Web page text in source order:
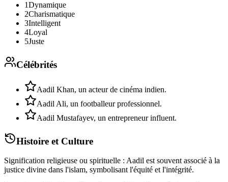
1Dynamique
2Charismatique
3Intelligent
4Loyal
5Juste
Célébrités
Aadil Khan, un acteur de cinéma indien.
Aadil Ali, un footballeur professionnel.
Aadil Mustafayev, un entrepreneur influent.
Histoire et Culture
Signification religieuse ou spirituelle : Aadil est souvent associé à la
justice divine dans l'islam, symbolisant l'équité et l'intégrité.